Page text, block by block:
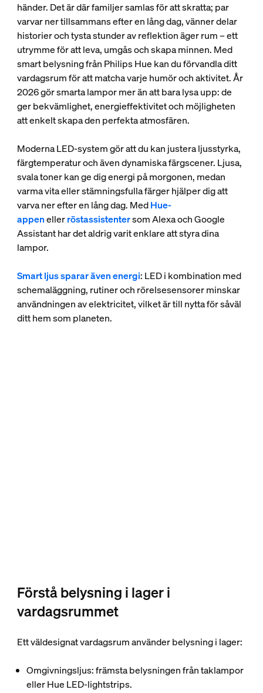
händer. Det är där familjer samlas för att skratta; par
varvar ner tillsammans efter en lång dag, vänner delar
historier och tysta stunder av reflektion äger rum – ett
utrymme för att leva, umgås och skapa minnen. Med
smart belysning från Philips Hue kan du förvandla ditt
vardagsrum för att matcha varje humör och aktivitet. År
2026 gör smarta lampor mer än att bara lysa upp: de
ger bekvämlighet, energieffektivitet och möjligheten
att enkelt skapa den perfekta atmosfären.
Moderna LED-system gör att du kan justera ljusstyrka,
färgtemperatur och även dynamiska färgscener. Ljusa,
svala toner kan ge dig energi på morgonen, medan
varma vita eller stämningsfulla färger hjälper dig att
varva ner efter en lång dag. MedHue-
appenellerröstassistentersom Alexa och Google
Assistant har det aldrig varit enklare att styra dina
lampor.
Smart ljus sparar även energi: LED i kombination med
schemaläggning, rutiner och rörelsesensorer minskar
användningen av elektricitet, vilket är till nytta för såväl
ditt hem som planeten.
Förstå belysning i lager i
vardagsrummet
Ett väldesignat vardagsrum använder belysning i lager:
Omgivningsljus: främsta belysningen från taklampor
eller Hue LED-lightstrips.